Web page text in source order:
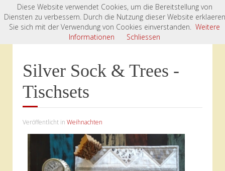
Startseite Kursprojekte
Weihnachten
Silver Sock & Trees - Tischsets
Silver Sock & Trees -
Tischsets
Veröffentlicht in Weihnachten
Diese Website verwendet Cookies, um die Bereitstellung von
Diensten zu verbessern. Durch die Nutzung dieser Website erklaeren
Sie sich mit der Verwendung von Cookies einverstanden. Weitere
Informationen
Schliessen